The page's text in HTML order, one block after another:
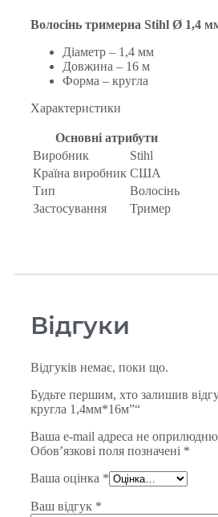
Волосінь тримерна Stihl Ø 1,4
Діаметр – 1,4 мм
Довжина – 16 м
Форма – кругла
Характеристики
Основні атрибути
Виробник
Stihl
Країна виробник США
Тип
Волосінь
Застосування
Тример
Відгуки
Відгуків немає, поки що.
Будьте першим, хто залишив
кругла 1,4мм*16м”“
Ваша e-mail адреса не
Обов’язкові поля позначені *
Ваша оцінка *
Ваш відгук *